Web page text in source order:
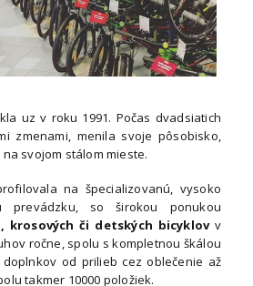
uz v roku 1991. Počas dvadsiatich
zmenami, menila svoje pôsobisko,
svojom stálom mieste.
na špecializovanú, vysoko
prevádzku, so širokou ponukou
krosových či detských bicyklovv
ročne, spolu s kompletnou škálou
od prilieb cez oblečenie až
takmer 10000 položiek.